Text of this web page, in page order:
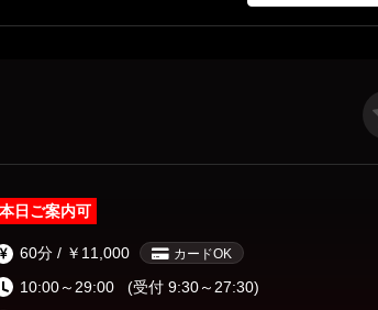
本日ご案内可
60分 / ￥11,000 カードOK
10:00～29:00
(受付 9:30～27:30)